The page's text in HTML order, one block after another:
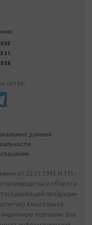
55
31
56
сетях:
данных
от 22.11.1995 N 171-
производства и оборота
продукции
алкогольной
торговлю. Все